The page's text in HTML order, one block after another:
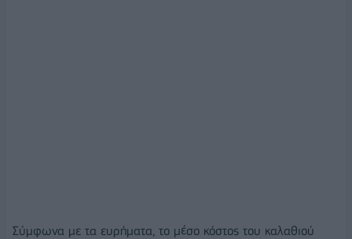
Σύμφωνα με τα ευρήματα, το μέσο κόστος του καλαθιού